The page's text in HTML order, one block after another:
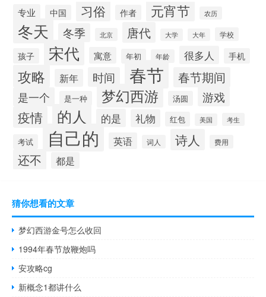
专业 中国 习俗 作者 元宵节 农历
冬天 冬季 北京 唐代 大学 大年 学校
孩子 宋代 寓意 年初 年龄 很多人 手机
攻略 新年 时间 春节 春节期间
是一个 是一种 梦幻西游 汤圆 游戏
疫情 的人 的是 礼物 红包 美国 考生
考试 自己的 英语 词人 诗人 费用
还不 都是
猜你想看的文章
梦幻西游金号怎么收回
1994年春节放鞭炮吗
安攻略cg
新概念1都讲什么